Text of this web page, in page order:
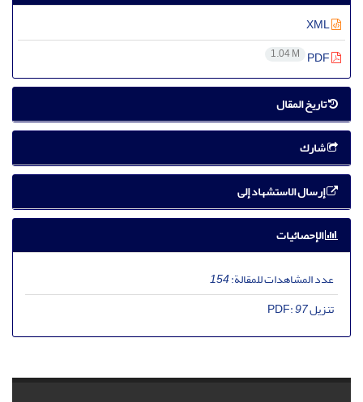
1.04 M
تاریخ المقال
شارك
إرسال الاستشهاد إلى
الإحصائيات
عدد المشاهدات للمقالة:154
تنزیل PDF:97